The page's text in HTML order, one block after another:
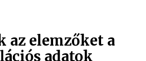
az elemzőket a
adatok